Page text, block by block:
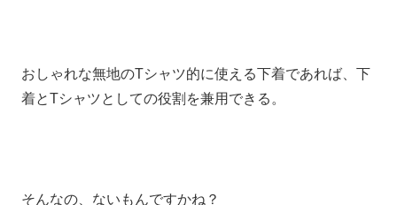
おしゃれな無地のTシャツ的に使える下着であれば、下
着とTシャツとしての役割を兼用できる。
そんなの、ないもんですかね？